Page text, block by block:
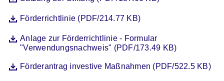
DateiFörderrichtlinie (PDF/214.77 KB)
Öffnet sich in einem neuen Fenster
DateiAnlage zur Förderrichtlinie - Formular
"Verwendungsnachweis" (PDF/173.49 KB)
Öffnet sich in einem neuen Fenster
DateiFörderantrag investive Maßnahmen (PDF/522.5 KB)
Öffnet sich in einem neuen Fenster